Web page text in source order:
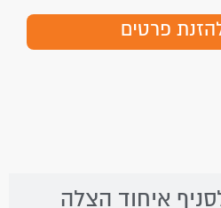
איחוד הצלה
פרטים